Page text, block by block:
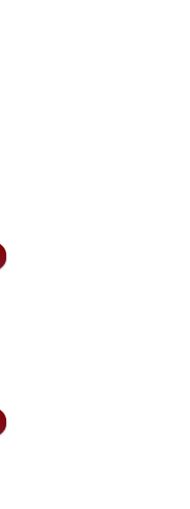
über AH gewinnt den VG-Pokal !!!!
über Ah Schillingen